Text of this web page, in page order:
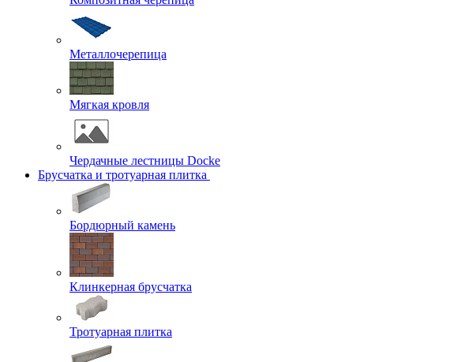
Металлочерепица
Мягкая кровля
Чердачные лестницы Docke
Брусчатка и тротуарная плитка
Бордюрный камень
Клинкерная брусчатка
Тротуарная плитка